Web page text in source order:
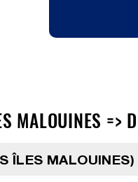
MALOUINES
ÎLES MALOUINES)